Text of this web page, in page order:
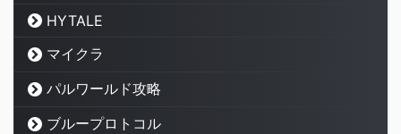
HYTALE
マイクラ
パルワールド攻略
ブループロトコル